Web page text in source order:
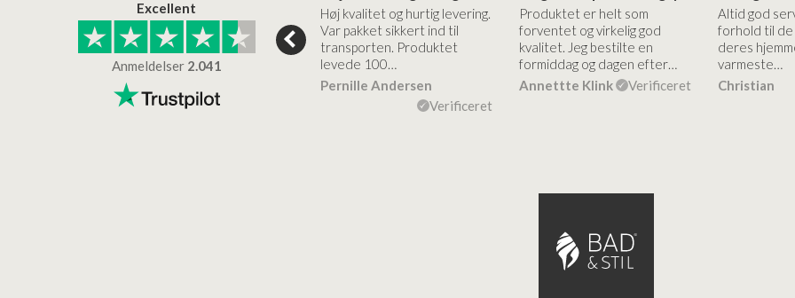
Excellent
Anmeldelser 2.041
Kanon god service. Varerne
bliver leveret hurtigt, og det
er virkelig kvalitet.
Lise
Høj kvalitet og hurtig levering.
Var pakket sikkert ind til
transporten. Produktet
levede 100…
Pernille Andersen
Verificeret
Produktet er helt som
forventet og virkelig god
kvalitet. Jeg bestilte en
formiddag og dagen efter…
Annettte Klink
Verificeret
Altid god
forhold til de
deres
varmeste…
Christian